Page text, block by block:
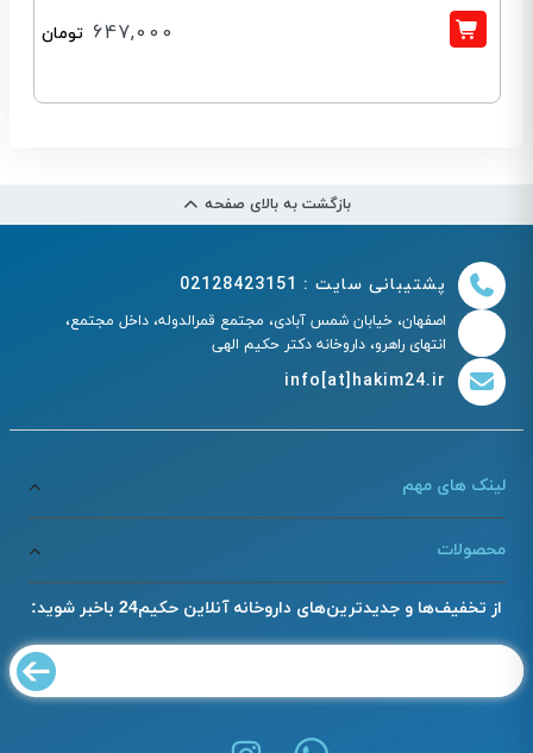
647,000 تومان
بازگشت به بالای صفحه
پشتیبانی سایت : 02128423151
اصفهان، خیابان شمس آبادی، مجتمع قمرالدوله، داخل مجتمع،
انتهای راهرو، داروخانه دکتر حکیم الهی
info[at]hakim24.ir
لینک های مهم
محصولات
از تخفیف‌ها و جدیدترین‌های داروخانه آنلاین حکیم24 باخبر شوید: